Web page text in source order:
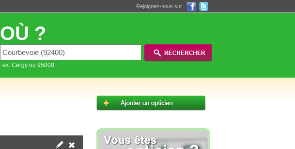
Rejoignez-nous sur
OÙ ?
ex: Cergy ou 95000